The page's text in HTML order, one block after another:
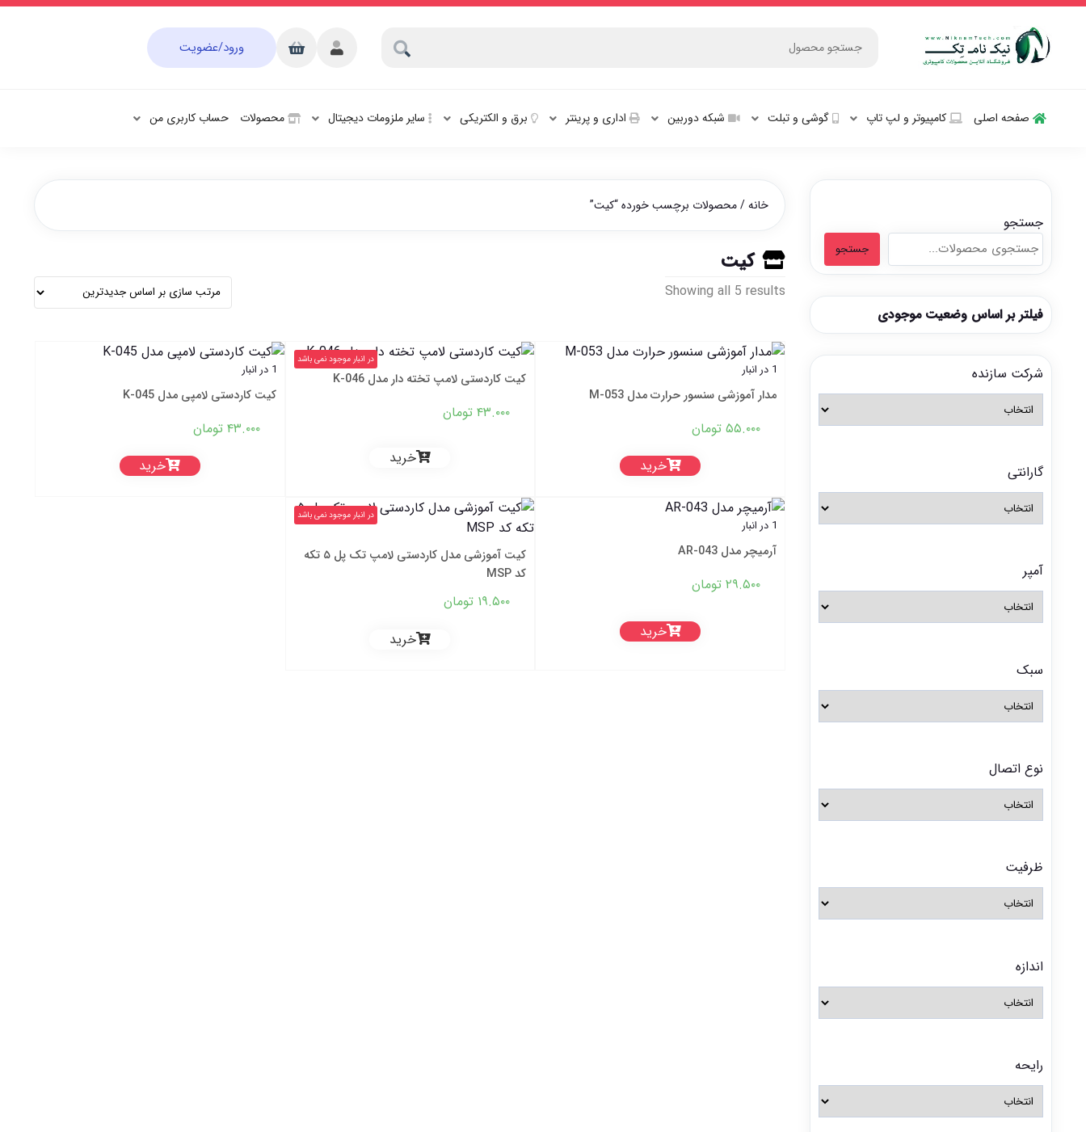
ورود/عضویت
صفحه اصلی کامپیوتر و‌‌‌‌‌ لپ تاپ گوشی و تبلت شبکه دوربین اداری و پرینتر برق و الکتریکی سایر ملزومات دیجیتال محصولات حساب کاربری من
جستجو
جستجو
فیلتر بر اساس وضعیت موجودی
شرکت سازنده
گارانتی
آمپر
سبک
نوع اتصال
ظرفیت
اندازه
رایحه
خانه/ محصولات برچسب خورده “کیت”
کیت
Showing all 5 results
Sorted
1 در انبار
مدار آموزشی سنسور حرارت مدل M-053
۵۵.۰۰۰ تومان
خرید
در انبار موجود نمی باشد
کیت کاردستی لامپ تخته دار مدل K-046
۴۳.۰۰۰ تومان
خرید
1 در انبار
کیت کاردستی لامپی مدل K-045
۴۳.۰۰۰ تومان
خرید
1 در انبار
آرمیچر مدل AR-043
۲۹.۵۰۰ تومان
خرید
در انبار موجود نمی باشد
کیت آموزشی مدل کاردستی لامپ تک پل ۵ تکه
کد MSP
۱۹.۵۰۰ تومان
خرید